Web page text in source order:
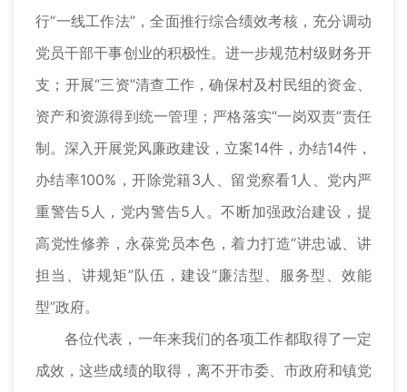
行“一线工作法”，全面推行综合绩效考核，充分调动
党员干部干事创业的积极性。进一步规范村级财务开
支；开展“三资”清查工作，确保村及村民组的资金、
资产和资源得到统一管理；严格落实“一岗双责”责任
制。深入开展党风廉政建设，立案14件，办结14件，
办结率100%，开除党籍3人、留党察看1人、党内严
重警告5人，党内警告5人。不断加强政治建设，提
高党性修养，永葆党员本色，着力打造“讲忠诚、讲
担当、讲规矩”队伍，建设“廉洁型、服务型、效能
型”政府。
各位代表，一年来我们的各项工作都取得了一定
成效，这些成绩的取得，离不开市委、市政府和镇党